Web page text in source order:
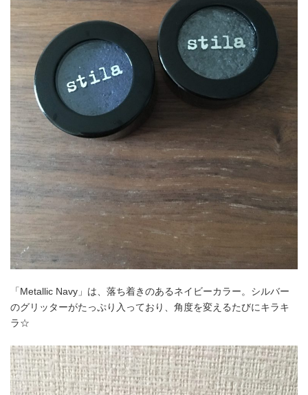
「Metallic Navy」は、落ち着きのあるネイビーカラー。シルバー
のグリッターがたっぷり入っており、角度を変えるたびにキラキ
ラ☆